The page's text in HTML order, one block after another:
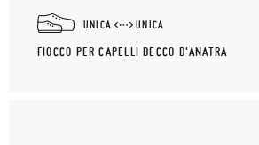
UNICA UNICA
FIOCCO PER CAPELLI BECCO D'ANATRA